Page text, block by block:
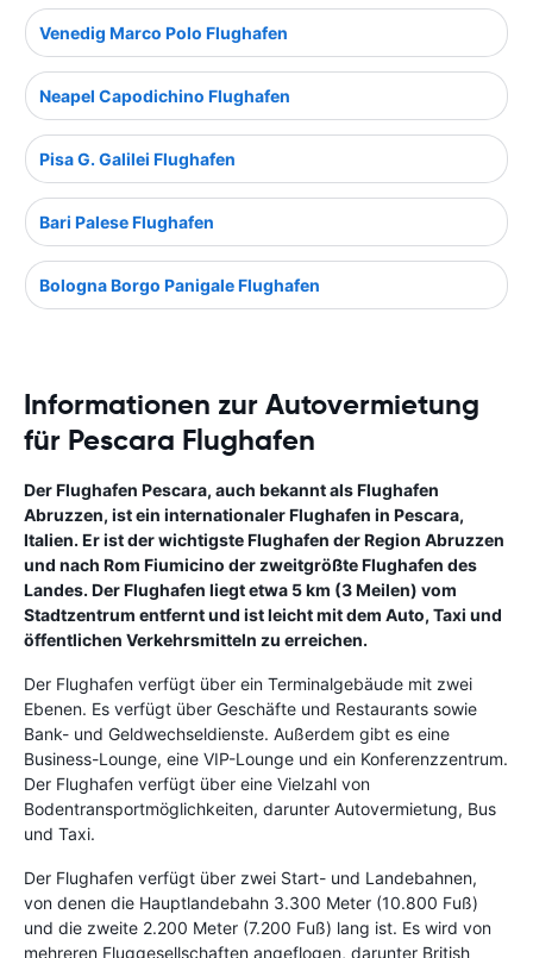
Venedig Marco Polo Flughafen
Neapel Capodichino Flughafen
Pisa G. Galilei Flughafen
Bari Palese Flughafen
Bologna Borgo Panigale Flughafen
Informationen zur Autovermietung
für Pescara Flughafen
Der Flughafen Pescara, auch bekannt als Flughafen
Abruzzen, ist ein internationaler Flughafen in Pescara,
Italien. Er ist der wichtigste Flughafen der Region Abruzzen
und nach Rom Fiumicino der zweitgrößte Flughafen des
Landes. Der Flughafen liegt etwa 5 km (3 Meilen) vom
Stadtzentrum entfernt und ist leicht mit dem Auto, Taxi und
öffentlichen Verkehrsmitteln zu erreichen.
Der Flughafen verfügt über ein Terminalgebäude mit zwei
Ebenen. Es verfügt über Geschäfte und Restaurants sowie
Bank- und Geldwechseldienste. Außerdem gibt es eine
Business-Lounge, eine VIP-Lounge und ein Konferenzzentrum.
Der Flughafen verfügt über eine Vielzahl von
Bodentransportmöglichkeiten, darunter Autovermietung, Bus
und Taxi.
Der Flughafen verfügt über zwei Start- und Landebahnen,
von denen die Hauptlandebahn 3.300 Meter (10.800 Fuß)
und die zweite 2.200 Meter (7.200 Fuß) lang ist. Es wird von
mehreren Fluggesellschaften angeflogen, darunter British